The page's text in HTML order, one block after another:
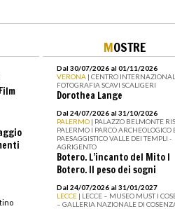
MOSTRE
Dal 30/07/2026 al 01/11/2026
VERONA | CENTRO
FOTOGRAFIA SCAVI SCALIGERI
Dorothea Lange
Dal 24/07/2026 al 31/10/2026
PALERMO | PALAZZO BELMONTE
PALERMO I PARCO ARCHEOLOGICO
PAESAGGISTICO VALLE DEI TEMPLI -
AGRIGENTO
Botero. L’incanto del Mito I
Botero. Il peso dei sogni
Dal 24/07/2026 al 31/01/2027
LECCE | LECCE – MUSEO MUST I
– GALLERIA NAZIONALE DI